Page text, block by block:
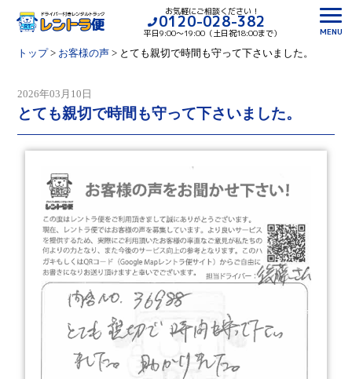
お気軽にご相談ください！
0120-028-382
平日9:00〜19:00（土日祝18:00まで）
MENU
トップ> お客様の声> とても親切で時間も守って下さいました。
2026年03月10日
とても親切で時間も守って下さいました。